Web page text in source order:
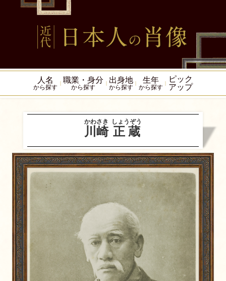
人名
から探す
職業・身分
から探す
出身地
から探す
生年
から探す
ピック
アップ
川崎
かわさき
正蔵
しょうぞう